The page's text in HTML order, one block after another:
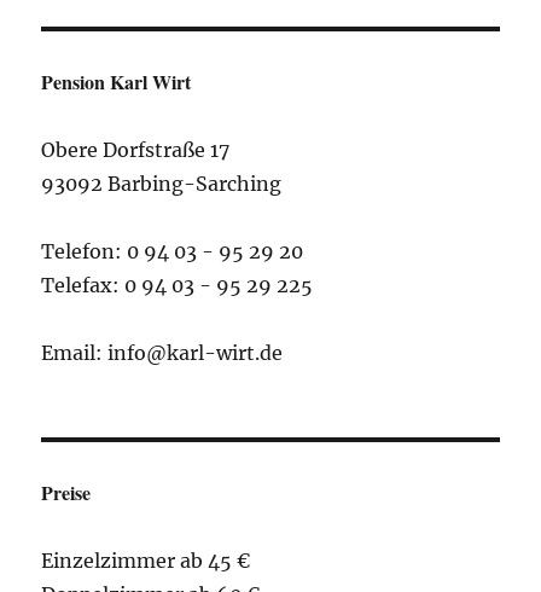
Pension Karl Wirt
Obere Dorfstraße 17
93092 Barbing-Sarching
Telefon: 0 94 03 - 95 29 20
Telefax: 0 94 03 - 95 29 225
Email: info@karl-wirt.de
Preise
Einzelzimmer ab 45 €